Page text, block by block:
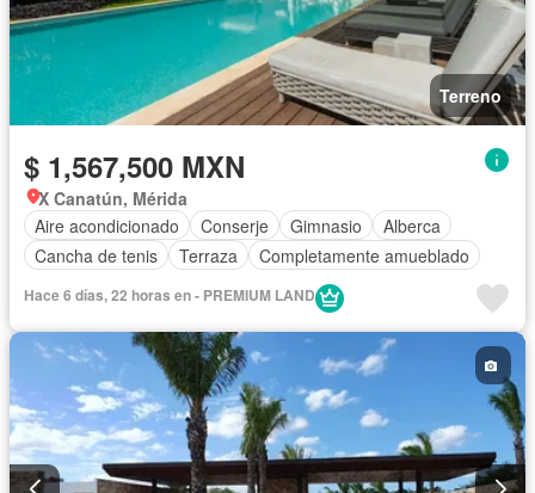
Terreno
$ 1,567,500 MXN
X Canatún, Mérida
Aire acondicionado
Conserje Gimnasio
Alberca
Cancha de tenis
Terraza Completamente amueblado
Hace 6 días, 22 horas en - PREMIUM LAND